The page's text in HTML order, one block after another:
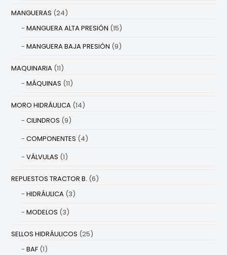
MANGUERAS (24)
MANGUERA ALTA PRESIÓN (15)
MANGUERA BAJA PRESIÓN (9)
MAQUINARIA (11)
MÁQUINAS (11)
MORO HIDRÁULICA (14)
CILINDROS (9)
COMPONENTES (4)
VÁLVULAS (1)
REPUESTOS TRACTOR B. (6)
HIDRÁULICA (3)
MODELOS (3)
SELLOS HIDRÁULICOS (25)
BAF (1)